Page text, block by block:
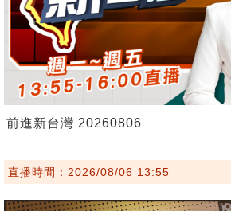
前進新台灣 20260806
直播時間：2026/08/06 13:55